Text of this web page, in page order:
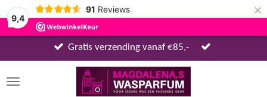
9,4
91 Reviews ×
Gratis verzending vanaf €85,-